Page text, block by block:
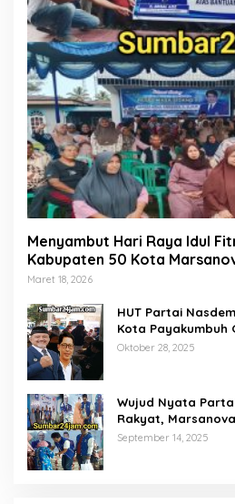
Menyambut Hari Raya Idul
Kabupaten 50 Kota
Empat Ton Bantuan Beras
Maret 18, 2026
HUT Partai
Kota Payakumbuh
Pemeriksaan
Oktober 28, 2025
Wujud Nyata
Rakyat,
Salurkan 600
September 14, 2025